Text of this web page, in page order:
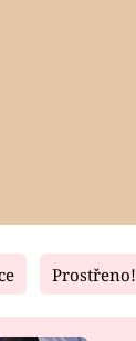
FreshProstřeno!